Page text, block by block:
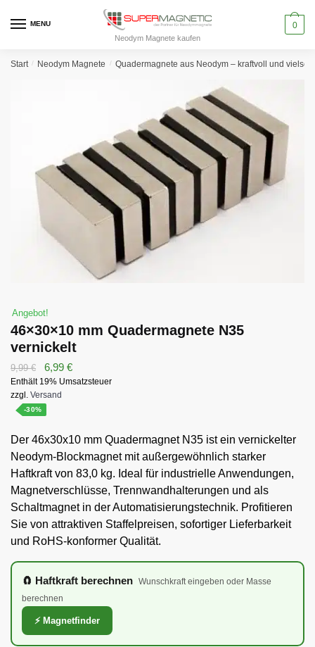
MENU
Neodym Magnete kaufen
0
Start / Neodym Magnete / Quadermagnete aus Neodym – kraftvoll und
Angebot!
46×30×10 mm Quadermagnete N35
vernickelt
9,99€
Ursprünglicher
Preis
war:
9,99 €
6,99 €Aktueller
Preis
Enthält 19% Umsatzsteuer
zzgl. Versand
-30%
Der 46x30x10 mm Quadermagnet N35 ist ein vernickelter
Neodym-Blockmagnet mit außergewöhnlich starker
Haftkraft von 83,0 kg. Ideal für industrielle Anwendungen,
Magnetverschlüsse, Trennwandhalterungen und als
Schaltmagnet in der Automatisierungstechnik. Profitieren
Sie von attraktiven Staffelpreisen, sofortiger Lieferbarkeit
und RoHS-konformer Qualität.
🧲 Haftkraft berechnen Wunschkraft eingeben oder Masse
berechnen
⚡ Magnetfinder